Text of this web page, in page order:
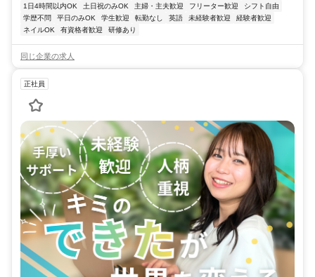
1日4時間以内OK
土日祝のみOK 主婦・主夫歓迎 フリーター歓迎
シフト自由
学歴不問
平日のみOK 学生歓迎 転勤なし 英語 未経験者歓迎
経験者歓迎
ネイルOK
有資格者歓迎 研修あり
同じ企業の求人
正社員